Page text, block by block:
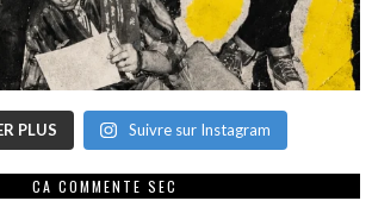
PLUS Suivre sur Instagram
CA COMMENTE SEC